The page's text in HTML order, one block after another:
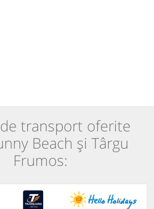
transport oferite
Beach și Târgu
Frumos: